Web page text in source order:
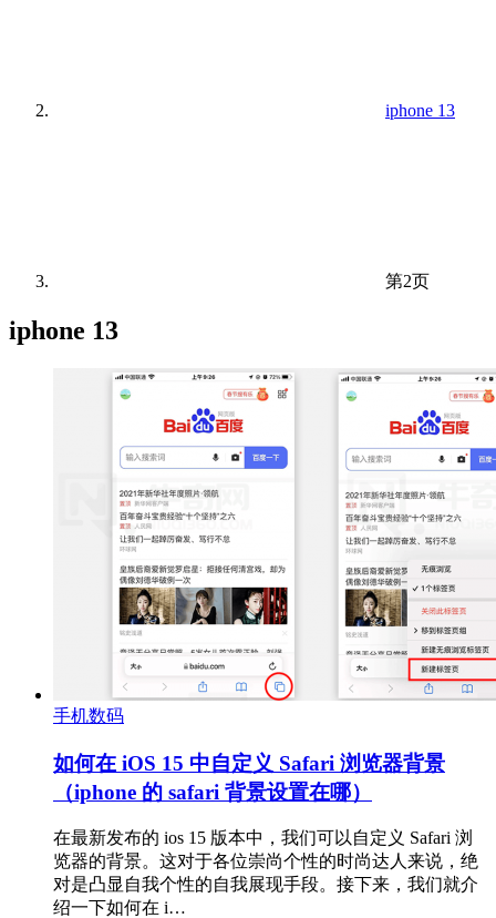
iphone 13
第2页
iphone 13
手机数码
如何在 iOS 15 中自定义 Safari 浏览器背景
（iphone 的 safari 背景设置在哪）
在最新发布的 ios 15 版本中，我们可以自定义 Safari 浏
览器的背景。这对于各位崇尚个性的时尚达人来说，绝
对是凸显自我个性的自我展现手段。接下来，我们就介
绍一下如何在 i…